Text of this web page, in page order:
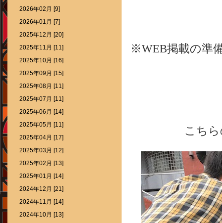
※WEB掲載の準
こち
2026年02月 [9]
2026年01月 [7]
2025年12月 [20]
2025年11月 [11]
2025年10月 [16]
2025年09月 [15]
2025年08月 [11]
2025年07月 [11]
2025年06月 [14]
2025年05月 [11]
2025年04月 [17]
2025年03月 [12]
2025年02月 [13]
2025年01月 [14]
2024年12月 [21]
2024年11月 [14]
2024年10月 [13]